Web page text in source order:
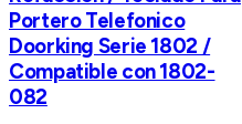
Portero Telefonico
Doorking Serie 1802 /
Compatible con 1802-
082